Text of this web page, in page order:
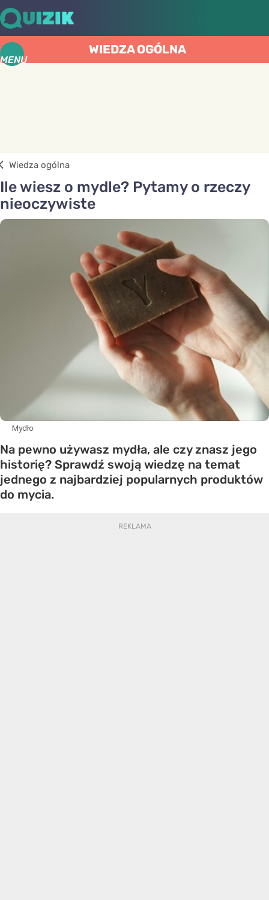
MENU
WIEDZA OGÓLNA
Wiedza ogólna
Ile wiesz o mydle? Pytamy o rzeczy
nieoczywiste
Mydło
Na pewno używasz mydła, ale czy znasz jego
historię? Sprawdź swoją wiedzę na temat
jednego z najbardziej popularnych produktów
do mycia.